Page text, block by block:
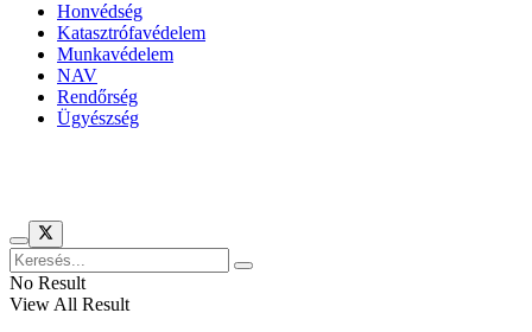
Honvédség
Katasztrófavédelem
Munkavédelem
NAV
Rendőrség
Ügyészség
No Result
View All Result